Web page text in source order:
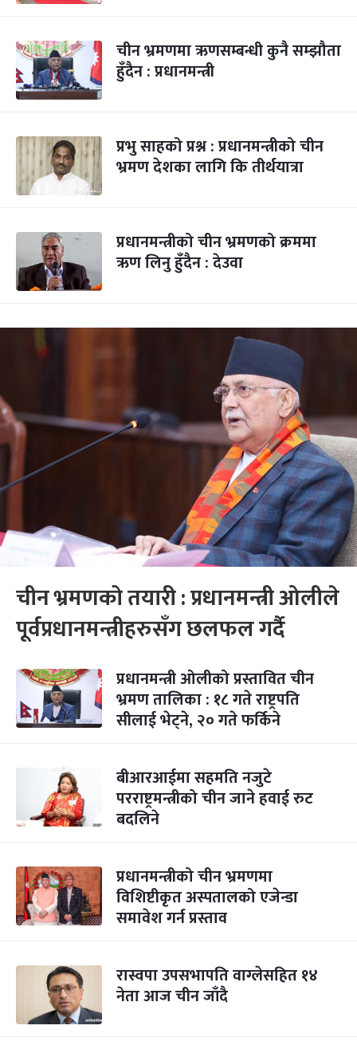
चीन भ्रमणमा ऋणसम्बन्धी कुनै सम्झौता
हुँदैन : प्रधानमन्त्री
प्रभु साहको प्रश्न : प्रधानमन्त्रीको चीन
भ्रमण देशका लागि कि तीर्थयात्रा
प्रधानमन्त्रीको चीन भ्रमणको क्रममा
ऋण लिनु हुँदैन : देउवा
चीन भ्रमणको तयारी : प्रधानमन्त्री ओलीले
पूर्वप्रधानमन्त्रीहरुसँग छलफल गर्दै
प्रधानमन्त्री ओलीको प्रस्तावित चीन
भ्रमण तालिका : १८ गते राष्ट्रपति
सीलाई भेट्ने, २० गते फर्किने
बीआरआईमा सहमति नजुटे
परराष्ट्रमन्त्रीको चीन जाने हवाई रुट
बदलिने
प्रधानमन्त्रीको चीन भ्रमणमा
विशिष्टीकृत अस्पतालको एजेन्डा
समावेश गर्न प्रस्ताव
रास्वपा उपसभापति वाग्लेसहित १४
नेता आज चीन जाँदै